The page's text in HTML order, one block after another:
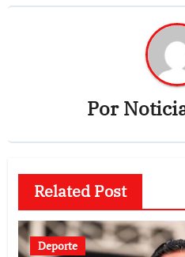
Por
Related Post
Deporte